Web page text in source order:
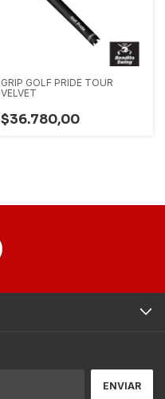
GRIP GOLF PRIDE TOUR
VELVET
$36.780,00